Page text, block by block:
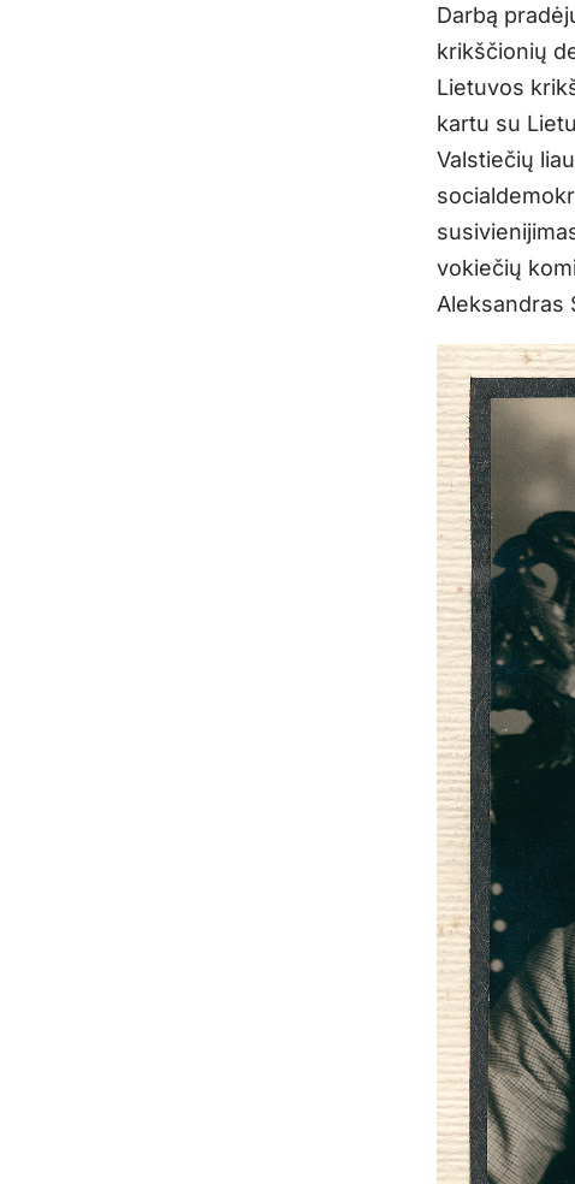
Darbą
krikščionių
Lietuvos
kartu su
Valstiečių
vokiečių
Aleksandras